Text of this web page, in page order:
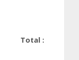
Total :